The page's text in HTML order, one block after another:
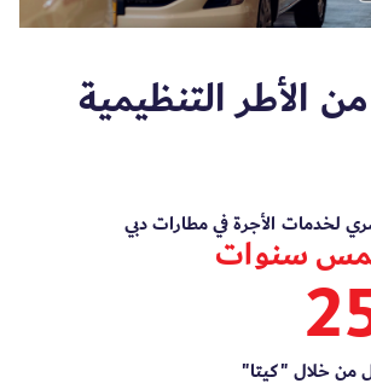
الأطر التنظيمية
لخدمات الأجرة في مطارات دبي
سنوات
من خلال "كيتا"